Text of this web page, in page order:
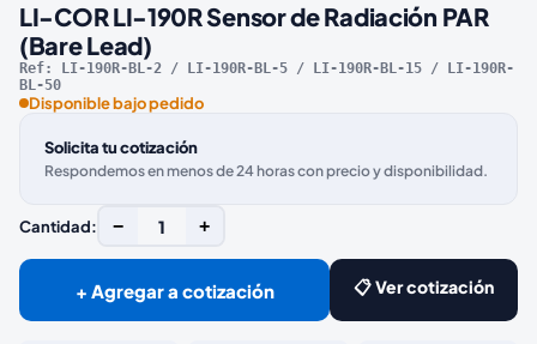
LI-COR LI-190R Sensor de Radiación PAR
(Bare Lead)
Ref:
LI-190R-BL-2 / LI-190R-BL-5 / LI-190R-BL-15 / LI-190R-
BL-50
Disponible bajo pedido
Solicita tu cotización
Respondemos en menos de 24 horas con precio y disponibilidad.
Cantidad: − 1 +
+ Agregar a cotización 📋 Ver cotización